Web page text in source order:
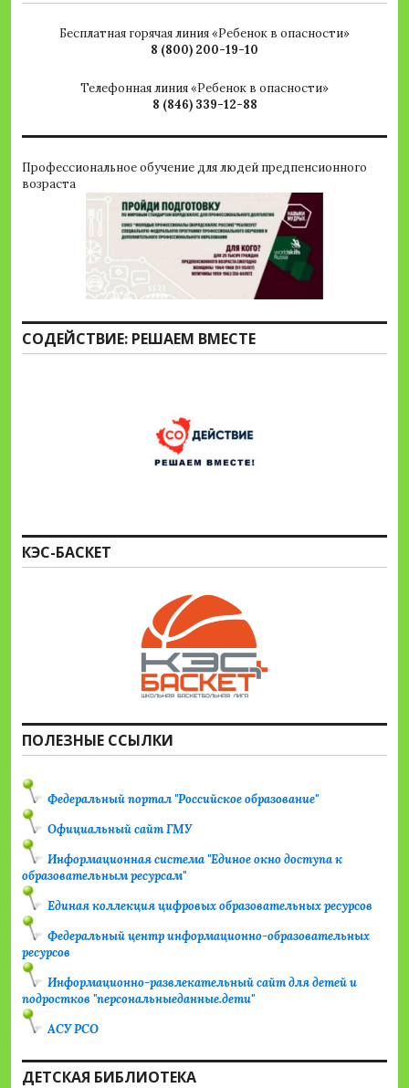
Бесплатная горячая линия «Ребенок в опасности»
8 (800) 200-19-10
Телефонная линия «Ребенок в опасности»
8 (846) 339-12-88
Профессиональное обучение для людей предпенсионного
возраста
СОДЕЙСТВИЕ: РЕШАЕМ ВМЕСТЕ
КЭС-БАСКЕТ
ПОЛЕЗНЫЕ ССЫЛКИ
Федеральный портал "Российское образование"
Официальный сайт ГМУ
Информационная система "Единое окно доступа к
образовательным ресурсам"
Единая коллекция цифровых образовательных ресурсов
Федеральный центр информационно-образовательных
ресурсов
Информационно-развлекательный сайт для детей и
подростков "персональныеданные.дети"
АСУ РСО
ДЕТСКАЯ БИБЛИОТЕКА